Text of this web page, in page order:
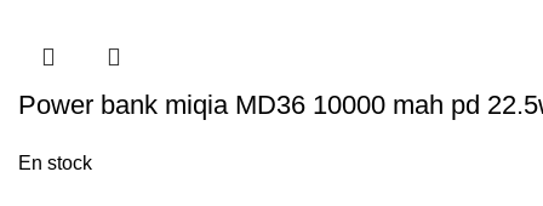
Power bank miqia MD36 10000 mah pd
En stock